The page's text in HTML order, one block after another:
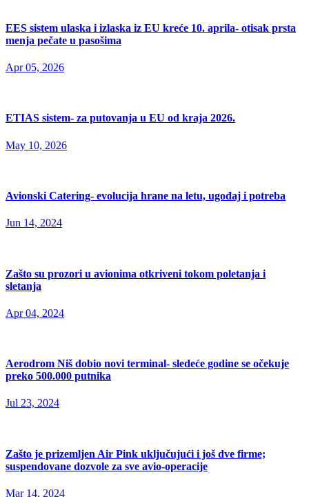
EES sistem ulaska i izlaska iz EU kreće 10. aprila- otisak prsta
menja pečate u pasošima
Apr 05, 2026
ETIAS sistem- za putovanja u EU od kraja 2026.
May 10, 2026
Avionski Catering- evolucija hrane na letu, ugođaj i potreba
Jun 14, 2024
Zašto su prozori u avionima otkriveni tokom poletanja i
sletanja
Apr 04, 2024
Aerodrom Niš dobio novi terminal- sledeće godine se očekuje
preko 500.000 putnika
Jul 23, 2024
Zašto je prizemljen Air Pink uključujući i još dve firme;
suspendovane dozvole za sve avio-operacije
Mar 14, 2024